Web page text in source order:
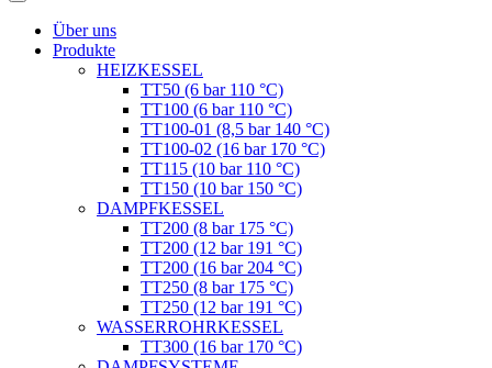
Über uns
Produkte
HEIZKESSEL
ТТ50 (6 bar 110 °C)
ТТ100 (6 bar 110 °C)
ТТ100-01 (8,5 bar 140 °C)
ТТ100-02 (16 bar 170 °C)
ТТ115 (10 bar 110 °C)
ТТ150 (10 bar 150 °C)
DAMPFKESSEL
ТТ200 (8 bar 175 °C)
ТТ200 (12 bar 191 °C)
ТТ200 (16 bar 204 °C)
ТТ250 (8 bar 175 °C)
ТТ250 (12 bar 191 °C)
WASSERROHRKESSEL
ТТ300 (16 bar 170 °C)